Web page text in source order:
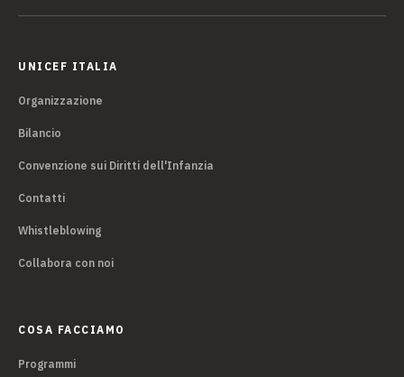
UNICEF ITALIA
Organizzazione
Bilancio
Convenzione sui Diritti dell'Infanzia
Contatti
Whistleblowing
Collabora con noi
COSA FACCIAMO
Programmi